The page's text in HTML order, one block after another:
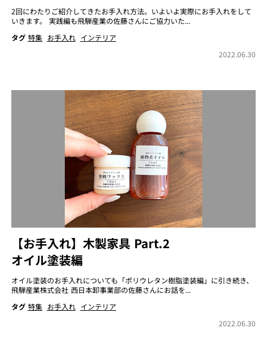
2回にわたりご紹介してきたお手入れ方法。いよいよ実際にお手入れをして
いきます。 実践編も飛騨産業の佐藤さんにご協力いた...
タグ 特集 お手入れ インテリア
2022.06.30
【お手入れ】木製家具 Part.2
オイル塗装編
オイル塗装のお手入れについても「ポリウレタン樹脂塗装編」に引き続き、
飛騨産業株式会社 西日本卸事業部の佐藤さんにお話を...
タグ 特集 お手入れ インテリア
2022.06.30